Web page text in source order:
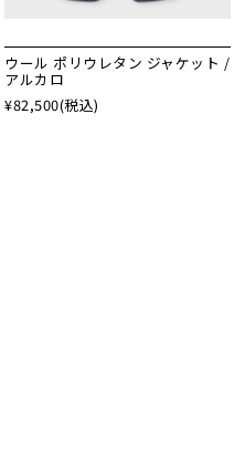
ウール ポリウレタン ジャケット /
アルカロ
¥82,500(税込)